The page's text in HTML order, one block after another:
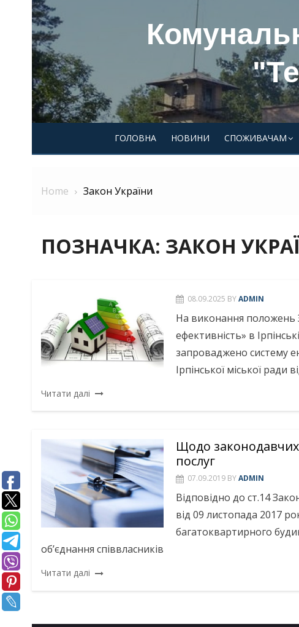
Skip
to
content
ГОЛОВНА НОВИНИ СПОЖИВАЧАМ
Home Закон України
ПОЗНАЧКА: ЗАКОН
08.09.2025 BYADMIN
На виконання положень
ефективність» в
запроваджено систему
Ірпінської міської ради
Читати далі
Щодо
послуг
07.09.2019 BYADMIN
Відповідно до ст.14
від 09 листопада 2017
багатоквартирного
об’єднання співвласників
Читати далі